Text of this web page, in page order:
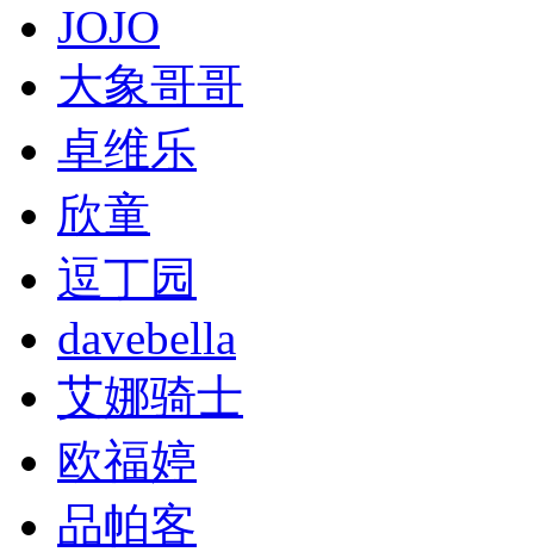
JOJO
大象哥哥
卓维乐
欣童
逗丁园
davebella
艾娜骑士
欧福婷
品帕客